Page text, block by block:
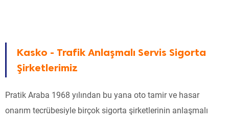
Kasko - Trafik Anlaşmalı Servis Sigorta
Şirketlerimiz
Pratik Araba 1968 yılından bu yana oto tamir ve hasar
onarım tecrübesiyle birçok sigorta şirketlerinin anlaşmalı